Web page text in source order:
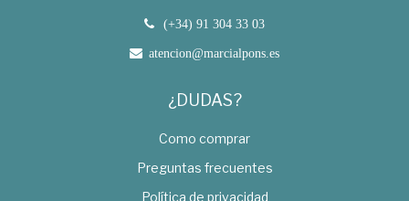
(+34) 91 304 33 03
atencion@marcialpons.es
¿DUDAS?
Como comprar
Preguntas frecuentes
Política de privacidad